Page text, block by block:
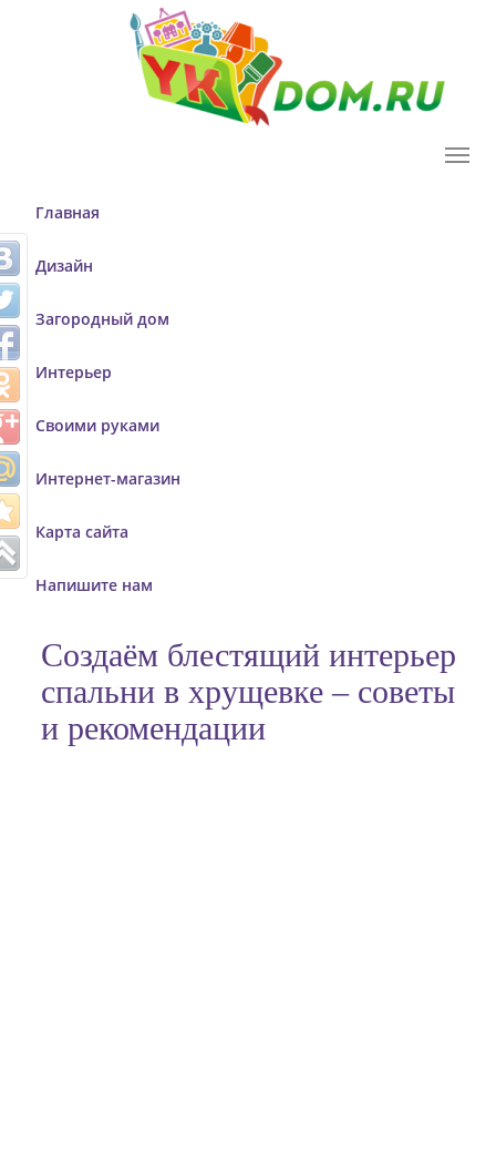
T
Главная
Дизайн
Загородный дом
Интерьер
Своими руками
Интернет-магазин
Карта сайта
Напишите нам
Создаём блестящий интерьер
спальни в хрущевке – советы
и рекомендации